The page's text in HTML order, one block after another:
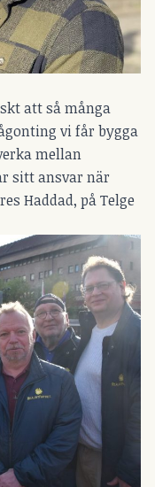
att så många
vi får bygga
mellan
sitt ansvar när
Haddad, på Telge